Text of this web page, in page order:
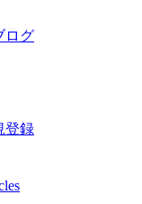
ログ
登録